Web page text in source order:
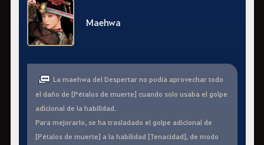
Maehwa
La maehwa del Despertar no podía aprovechar todo
el daño de [Pétalos de muerte] cuando solo usaba el golpe
adicional de la habilidad.
Para mejorarlo, se ha trasladado el golpe adicional de
[Pétalos de muerte] a la habilidad [Tenacidad], de modo